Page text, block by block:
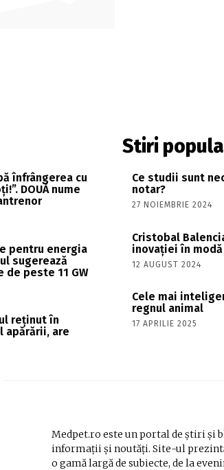
înfrângerea cu
DOUĂ nume
pentru energia
sugerează
de peste 11 GW
reținut în
apărării, are
Stiri
Ce studii sunt
notar?
27 NOIEMBRIE 2024
Cristobal
inovației în modă
12 AUGUST 2024
Cele mai
regnul animal
17 APRILIE 2025
Medpet.ro este un portal de știri și
informații și noutăți. Site-ul
o gamă largă de subiecte, de la